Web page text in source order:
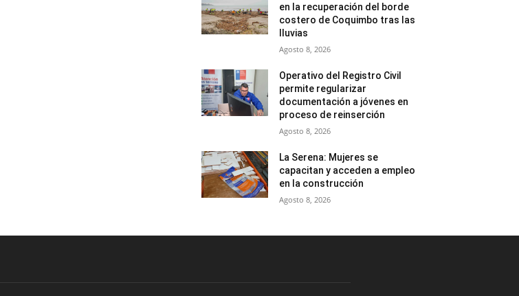
en la recuperación del borde
costero de Coquimbo tras las
lluvias
Agosto 8, 2026
Operativo del Registro Civil
permite regularizar
documentación a jóvenes en
proceso de reinserción
Agosto 8, 2026
La Serena: Mujeres se
capacitan y acceden a empleo
en la construcción
Agosto 8, 2026